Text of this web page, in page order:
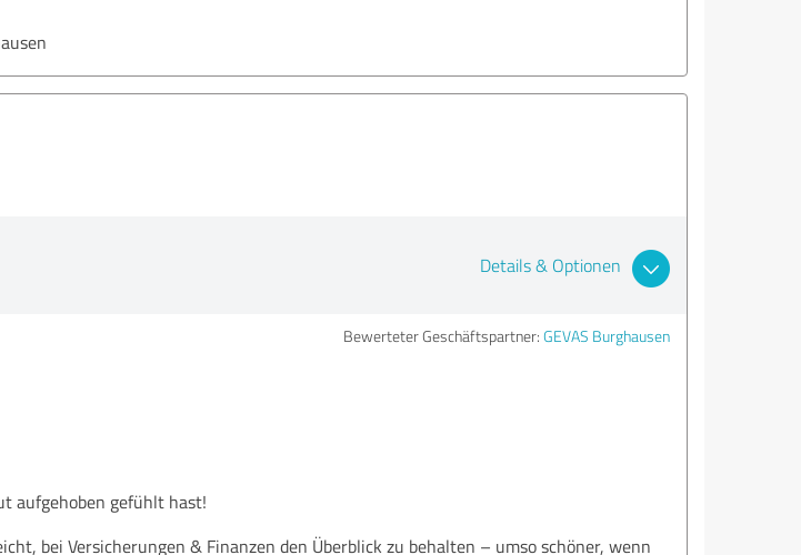
Details & Optionen
Bewerteter Geschäftspartner: GEVAS Burghausen
aufgehoben gefühlt hast!
bei Versicherungen & Finanzen den Überblick zu behalten – umso schöner, wenn